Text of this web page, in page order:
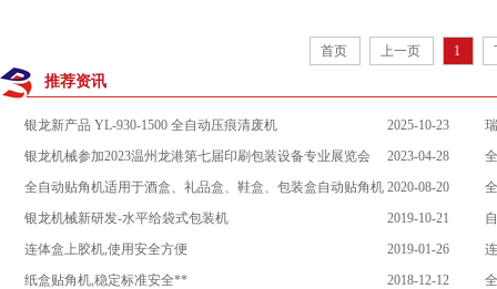
首页 上一页 1
推荐资讯
2025-10-23
银龙新产品 YL-930-1500 全自动压痕清废机
2023-04-28
银龙机械参加2023温州龙港第七届印刷包装设备专业展览会
2020-08-20
全自动贴角机适用于酒盒、礼品盒、鞋盒、包装盒自动贴角机
2019-10-21
银龙机械新研发-水平给袋式包装机
2019-01-26
连体盒上胶机,使用安全方便
2018-12-12
纸盒贴角机,稳定标准安全**